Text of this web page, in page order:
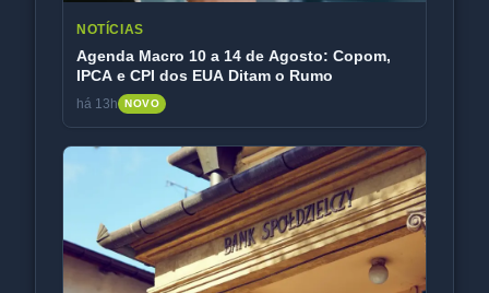
NOTÍCIAS
Agenda Macro 10 a 14 de Agosto: Copom,
IPCA e CPI dos EUA Ditam o Rumo
há 13h NOVO